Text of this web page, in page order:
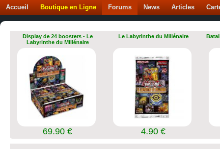
Accueil Boutique en Ligne Forums News Articles
Display de 24 boosters - Le
Labyrinthe du Millénaire
69.90 €
Le Labyrinthe du Millénaire
4.90 €